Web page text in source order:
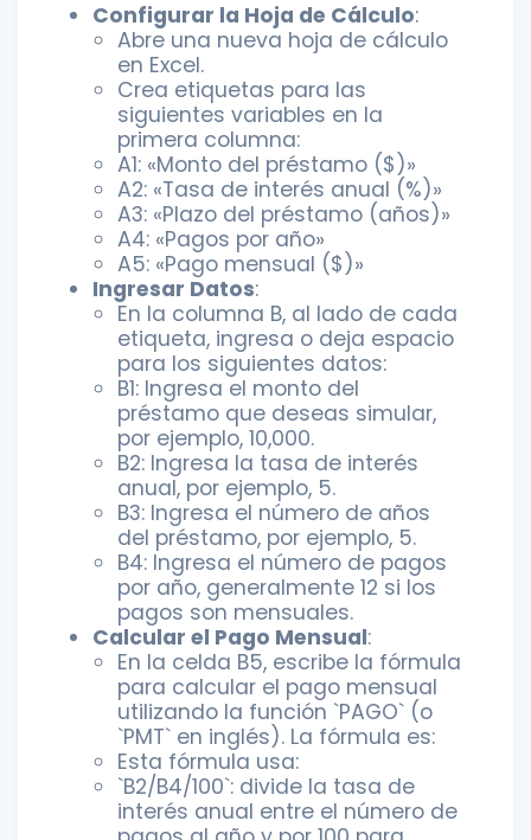
Configurar la Hoja de Cálculo:
Abre una nueva hoja de cálculo
en Excel.
Crea etiquetas para las
siguientes variables en la
primera columna:
A1: «Monto del préstamo ($)»
A2: «Tasa de interés anual (%)»
A3: «Plazo del préstamo (años)»
A4: «Pagos por año»
A5: «Pago mensual ($)»
Ingresar Datos:
En la columna B, al lado de cada
etiqueta, ingresa o deja espacio
para los siguientes datos:
B1: Ingresa el monto del
préstamo que deseas simular,
por ejemplo, 10,000.
B2: Ingresa la tasa de interés
anual, por ejemplo, 5.
B3: Ingresa el número de años
del préstamo, por ejemplo, 5.
B4: Ingresa el número de pagos
por año, generalmente 12 si los
pagos son mensuales.
Calcular el Pago Mensual:
En la celda B5, escribe la fórmula
para calcular el pago mensual
utilizando la función `PAGO` (o
`PMT` en inglés). La fórmula es:
Esta fórmula usa:
`B2/B4/100`: divide la tasa de
interés anual entre el número de